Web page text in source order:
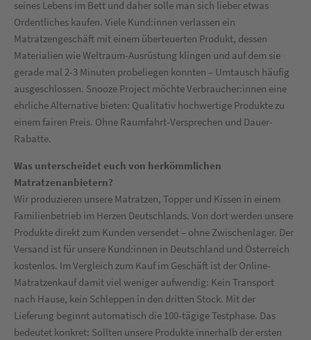
seines Lebens im Bett und daher solle man sich lieber etwas
Ordentliches kaufen. Viele Kund:innen verlassen ein
Matratzengeschäft mit einem überteuerten Produkt, dessen
Materialien wie Weltraum-Ausrüstung klingen und auf dem sie
gerade mal 2-3 Minuten probeliegen konnten – Umtausch häufig
ausgeschlossen. Snooze Project möchte Verbraucher:innen eine
ehrliche Alternative bieten: Qualitativ hochwertige Produkte zu
einem fairen Preis. Ohne Raumfahrt-Versprechen und Dauer-
Rabatte.
Was unterscheidet euch von herkömmlichen
Matratzenanbietern?
Wir produzieren unsere Matratzen, Topper und Kissen in einem
Familienbetrieb im Herzen Deutschlands. Von dort werden unsere
Produkte direkt zum Kunden versendet – ohne Zwischenlager. Der
Versand ist für unsere Kund:innen in Deutschland und Österreich
kostenlos. Im Vergleich zum Kauf im Geschäft ist der Online-
Matratzenkauf damit viel weniger aufwendig: Kein Transport
nach Hause, kein Schleppen in den dritten Stock. Mit der
Lieferung beginnt automatisch die 100-tägige Testphase. Das
bedeutet konkret: Sollten unsere Produkte innerhalb der ersten